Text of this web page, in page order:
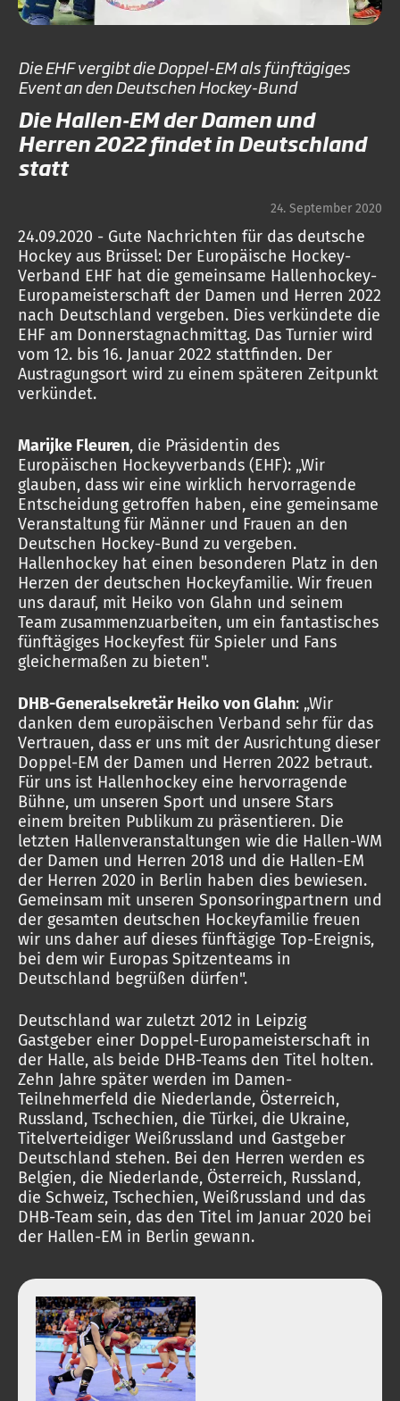
Die EHF vergibt die Doppel-EM als fünftägiges
Event an den Deutschen Hockey-Bund
Die Hallen-EM der Damen und
Herren 2022 findet in Deutschland
statt
24. September 2020
24.09.2020 - Gute Nachrichten für das deutsche
Hockey aus Brüssel: Der Europäische Hockey-
Verband EHF hat die gemeinsame Hallenhockey-
Europameisterschaft der Damen und Herren 2022
nach Deutschland vergeben. Dies verkündete die
EHF am Donnerstagnachmittag. Das Turnier wird
vom 12. bis 16. Januar 2022 stattfinden. Der
Austragungsort wird zu einem späteren Zeitpunkt
verkündet.
Marijke Fleuren, die Präsidentin des
Europäischen Hockeyverbands (EHF): „Wir
glauben, dass wir eine wirklich hervorragende
Entscheidung getroffen haben, eine gemeinsame
Veranstaltung für Männer und Frauen an den
Deutschen Hockey-Bund zu vergeben.
Hallenhockey hat einen besonderen Platz in den
Herzen der deutschen Hockeyfamilie. Wir freuen
uns darauf, mit Heiko von Glahn und seinem
Team zusammenzuarbeiten, um ein fantastisches
fünftägiges Hockeyfest für Spieler und Fans
gleichermaßen zu bieten".
DHB-Generalsekretär Heiko von Glahn: „Wir
danken dem europäischen Verband sehr für das
Vertrauen, dass er uns mit der Ausrichtung dieser
Doppel-EM der Damen und Herren 2022 betraut.
Für uns ist Hallenhockey eine hervorragende
Bühne, um unseren Sport und unsere Stars
einem breiten Publikum zu präsentieren. Die
letzten Hallenveranstaltungen wie die Hallen-WM
der Damen und Herren 2018 und die Hallen-EM
der Herren 2020 in Berlin haben dies bewiesen.
Gemeinsam mit unseren Sponsoringpartnern und
der gesamten deutschen Hockeyfamilie freuen
wir uns daher auf dieses fünftägige Top-Ereignis,
bei dem wir Europas Spitzenteams in
Deutschland begrüßen dürfen".
Deutschland war zuletzt 2012 in Leipzig
Gastgeber einer Doppel-Europameisterschaft in
der Halle, als beide DHB-Teams den Titel holten.
Zehn Jahre später werden im Damen-
Teilnehmerfeld die Niederlande, Österreich,
Russland, Tschechien, die Türkei, die Ukraine,
Titelverteidiger Weißrussland und Gastgeber
Deutschland stehen. Bei den Herren werden es
Belgien, die Niederlande, Österreich, Russland,
die Schweiz, Tschechien, Weißrussland und das
DHB-Team sein, das den Titel im Januar 2020 bei
der Hallen-EM in Berlin gewann.